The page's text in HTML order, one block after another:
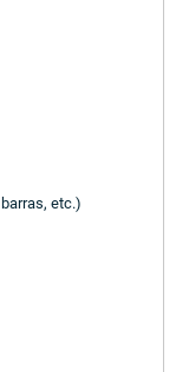
etc.)